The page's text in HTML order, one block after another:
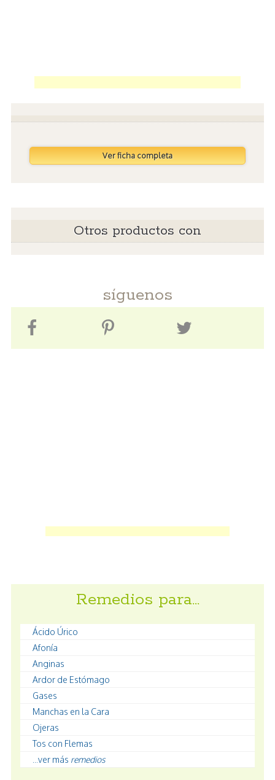
Ver ficha completa
Otros productos con
síguenos
Remedios para…
Ácido Úrico
Afonía
Anginas
Ardor de Estómago
Gases
Manchas en la Cara
Ojeras
Tos con Flemas
...ver más remedios